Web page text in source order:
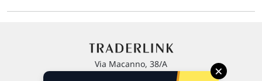
Via Macanno, 38/A
×